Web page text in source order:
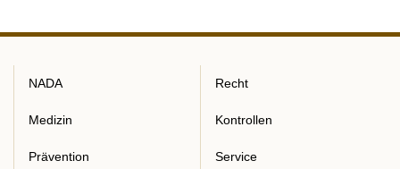
NADA Recht
Medizin Kontrollen
Prävention Service